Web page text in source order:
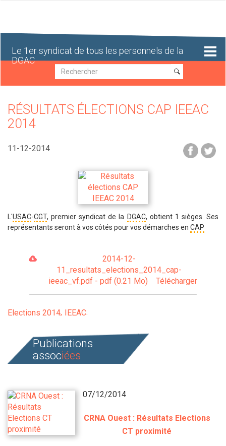
Le 1er syndicat de tous les personnels de la
DGAC
Recherche
Recherche
RÉSULTATS ÉLECTIONS CAP IEEAC
2014
11-12-2014
L'USAC-CGT, premier syndicat de la DGAC, obtient 1 sièges. Ses
représentants seront à vos côtés pour vos démarches en CAP
2014-12-
11_resultats_elections_2014_cap-
ieeac_vf.pdf - pdf (0.21 Mo)
Télécharger
Elections 2014 IEEAC
Publications
associées
07/12/2014
CRNA Ouest : Résultats Elections
CT proximité